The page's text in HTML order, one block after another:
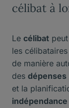
célibat à
Le célibat
les
de manière
des dépenses
et la
indépendance